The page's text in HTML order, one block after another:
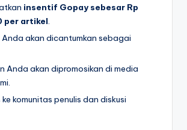
insentif Gopay sebesar Rp
per artikel.
Anda akan dicantumkan sebagai
Anda akan dipromosikan di media
ke komunitas penulis dan diskusi